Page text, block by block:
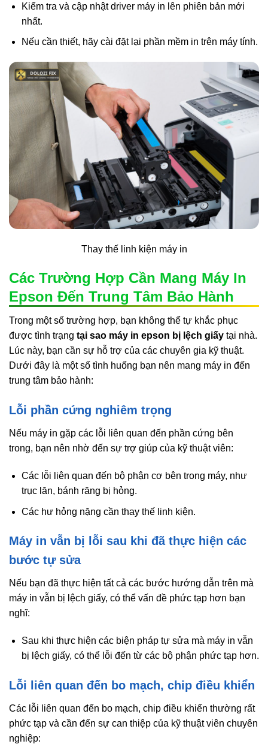
Kiểm tra và cập nhật driver máy in lên phiên bản mới
nhất.
Nếu cần thiết, hãy cài đặt lại phần mềm in trên máy tính.
Thay thế linh kiện máy in
Các Trường Hợp Cần Mang Máy In
Epson Đến Trung Tâm Bảo Hành
Trong một số trường hợp, bạn không thể tự khắc phục
được tình trạng tại sao máy in epson bị lệch giấy tại nhà.
Lúc này, bạn cần sự hỗ trợ của các chuyên gia kỹ thuật.
Dưới đây là một số tình huống bạn nên mang máy in đến
trung tâm bảo hành:
Lỗi phần cứng nghiêm trọng
Nếu máy in gặp các lỗi liên quan đến phần cứng bên
trong, bạn nên nhờ đến sự trợ giúp của kỹ thuật viên:
Các lỗi liên quan đến bộ phận cơ bên trong máy, như
trục lăn, bánh răng bị hỏng.
Các hư hỏng nặng cần thay thế linh kiện.
Máy in vẫn bị lỗi sau khi đã thực hiện các
bước tự sửa
Nếu bạn đã thực hiện tất cả các bước hướng dẫn trên mà
máy in vẫn bị lệch giấy, có thể vấn đề phức tạp hơn bạn
nghĩ:
Sau khi thực hiện các biện pháp tự sửa mà máy in vẫn
bị lệch giấy, có thể lỗi đến từ các bộ phận phức tạp hơn.
Lỗi liên quan đến bo mạch, chip điều khiển
Các lỗi liên quan đến bo mạch, chip điều khiển thường rất
phức tạp và cần đến sự can thiệp của kỹ thuật viên chuyên
nghiệp: